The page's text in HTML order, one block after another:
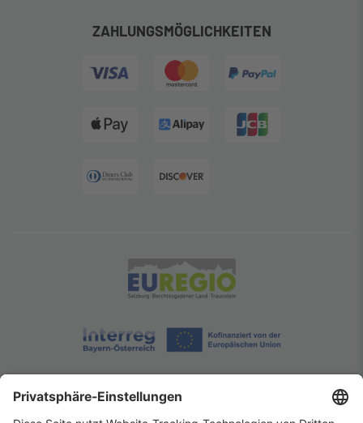
ZAHLUNGSMÖGLICHKEITEN